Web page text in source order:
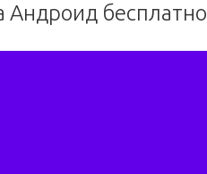
Андроид бесплатно